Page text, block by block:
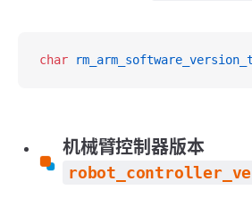
char rm_arm_software_version_t
机械臂控制器版本